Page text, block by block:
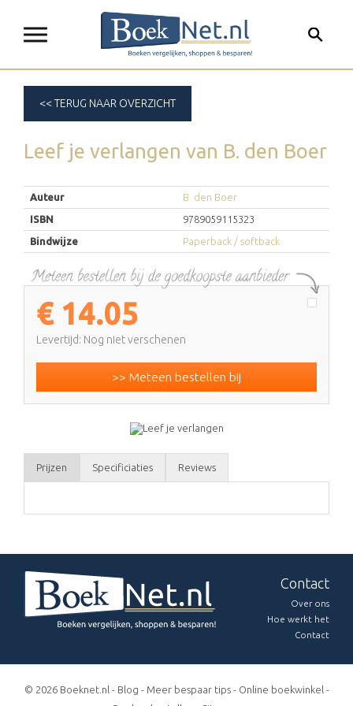
<< TERUG NAAR OVERZICHT
Leef je verlangen van B. den Boer
Auteur
B. den Boer
ISBN
9789059115323
Bindwijze
Paperback / softback
€ 14.05
Levertijd: Nog niet verschenen
>> Meteen bestellen bij
Prijzen Specificiaties Reviews
Contact
Over ons
Hoe werkt het
Contact
© 2026 Boeknet.nl - Blog - Meer bespaar tips- Online boekwinkel -